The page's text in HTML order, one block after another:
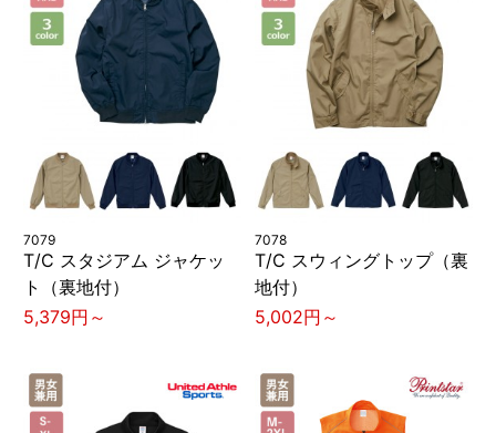
7079
T/C スタジアム ジャケッ
ト（裏地付）
5,379円～
7078
T/C スウィングトップ（裏
地付）
5,002円～